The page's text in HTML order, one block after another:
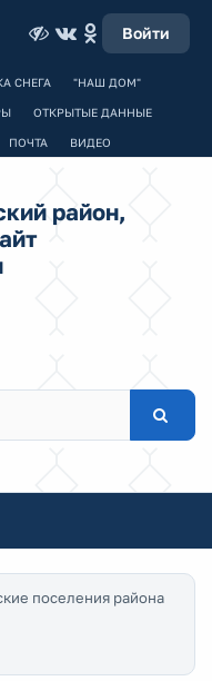
Войти
СНЕГА "НАШ ДОМ"
ОТКРЫТЫЕ ДАННЫЕ
ПОЧТА ВИДЕО
район,
поселения района